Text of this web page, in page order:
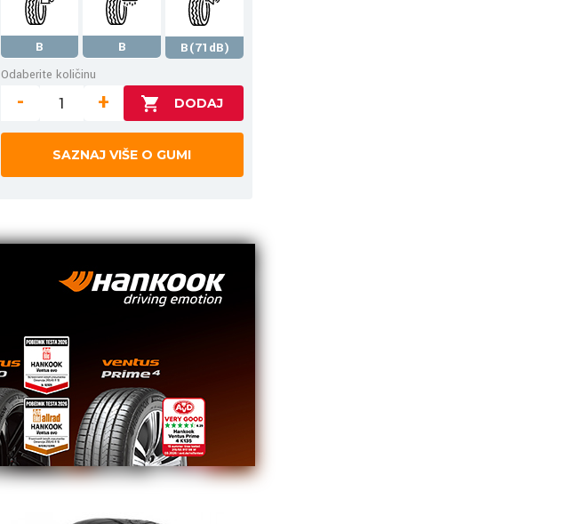
B B
B(71dB)
Odaberite količinu
- +
SAZNAJ VIŠE O GUMI